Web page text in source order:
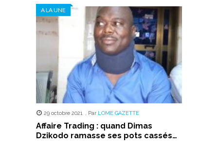
dans
une
nouvelle
fenêtre)
dans
une
nouvelle
fenêtre)
dans
une
nouvelle
fenêtre)
dans
une
nouvelle
fenêtre)
dans
une
nouvelle
fenêtre)
A LA UNE
29 octobre 2021 , Par LOME GAZETTE
Affaire Trading : quand Dimas
Dzikodo ramasse ses pots cassés…